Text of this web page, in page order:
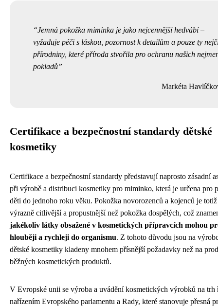
Jemná pokožka miminka je jako nejcennější hedvábí –
vyžaduje péči s láskou, pozornost k detailům a pouze ty
přírodniny, které příroda stvořila pro ochranu našich
pokladů
Markéta
Certifikace a bezpečnostní standardy dětské
kosmetiky
Certifikace a bezpečnostní standardy představují naprosto zásadní
při výrobě a distribuci kosmetiky pro miminko, která je určena pro
děti do jednoho roku věku. Pokožka novorozenců a kojenců je totiž
výrazně citlivější a propustnější než pokožka dospělých, což
jakékoliv látky obsažené v kosmetických přípravcích mohou
hlouběji a rychleji do organismu. Z tohoto důvodu jsou na
dětské kosmetiky kladeny mnohem přísnější požadavky než na
běžných kosmetických produktů.
V Evropské unii se výroba a uvádění kosmetických výrobků na trh
nařízením Evropského parlamentu a Rady, které stanovuje přesná